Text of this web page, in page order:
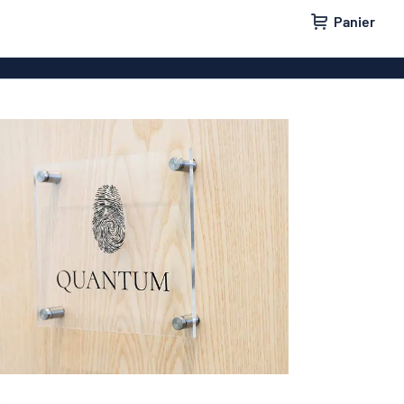
Panier
Plaques boîtes aux lettres
Plaques pas de pub